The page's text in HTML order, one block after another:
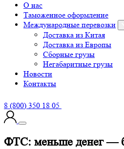
О нас
Таможенное оформление
Международные перевозки
Доставка из Китая
Доставка из Европы
Сборные грузы
Негабаритные грузы
Новости
Контакты
8 (800) 350 18 05
ФТС: меньше денег —